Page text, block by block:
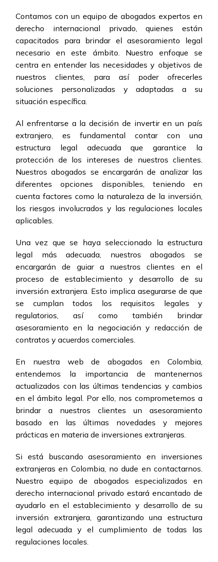
Contamos con un equipo de abogados expertos en
derecho internacional privado, quienes están
capacitados para brindar el asesoramiento legal
necesario en este ámbito. Nuestro enfoque se
centra en entender las necesidades y objetivos de
nuestros clientes, para así poder ofrecerles
soluciones personalizadas y adaptadas a su
situación específica.
Al enfrentarse a la decisión de invertir en un país
extranjero, es fundamental contar con una
estructura legal adecuada que garantice la
protección de los intereses de nuestros clientes.
Nuestros abogados se encargarán de analizar las
diferentes opciones disponibles, teniendo en
cuenta factores como la naturaleza de la inversión,
los riesgos involucrados y las regulaciones locales
aplicables.
Una vez que se haya seleccionado la estructura
legal más adecuada, nuestros abogados se
encargarán de guiar a nuestros clientes en el
proceso de establecimiento y desarrollo de su
inversión extranjera. Esto implica asegurarse de que
se cumplan todos los requisitos legales y
regulatorios, así como también brindar
asesoramiento en la negociación y redacción de
contratos y acuerdos comerciales.
En nuestra web de abogados en Colombia,
entendemos la importancia de mantenernos
actualizados con las últimas tendencias y cambios
en el ámbito legal. Por ello, nos comprometemos a
brindar a nuestros clientes un asesoramiento
basado en las últimas novedades y mejores
prácticas en materia de inversiones extranjeras.
Si está buscando asesoramiento en inversiones
extranjeras en Colombia, no dude en contactarnos.
Nuestro equipo de abogados especializados en
derecho internacional privado estará encantado de
ayudarlo en el establecimiento y desarrollo de su
inversión extranjera, garantizando una estructura
legal adecuada y el cumplimiento de todas las
regulaciones locales.